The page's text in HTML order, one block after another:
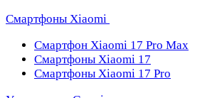
Смартфоны Xiaomi
Смартфон Xiaomi 17 Pro Max
Смартфоны Xiaomi 17
Смартфоны Xiaomi 17 Pro